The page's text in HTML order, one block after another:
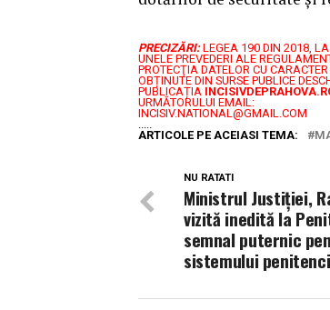
PRECIZĂRI: LEGEA 190 DIN 2018,
UNELE PREVEDERI ALE
PROTECŢIA DATELOR CU
OBȚINUTE DIN SURSE PUBLICE
PUBLICAȚIA
URMĂTORULUI EMAIL:
INCISIV.NATIONAL@GMAIL.COM
.....
ARTICOLE PE ACEIASI TEMA:
NU RATATI
Ministrul Justiției,
vizită inedită la
semnal puternic
sistemului